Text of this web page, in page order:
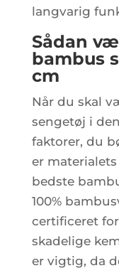
langvarig
Sådan
bambus
cm
Når du skal
sengetøj i
faktorer, du
er
bedste
100%
certificeret
skadelige
er vigtig, da